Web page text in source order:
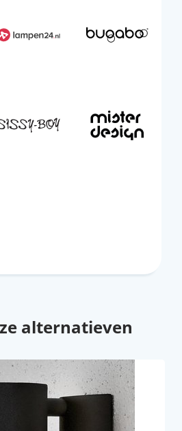
alternatieven